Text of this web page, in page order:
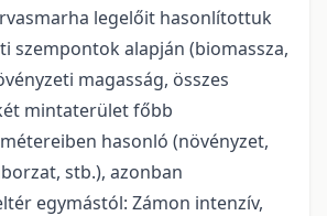
legelőit hasonlítottuk
szempontok alapján (biomassza,
magasság, összes
mintaterület főbb
hasonló (növényzet,
stb.), azonban
egymástól: Zámon intenzív,